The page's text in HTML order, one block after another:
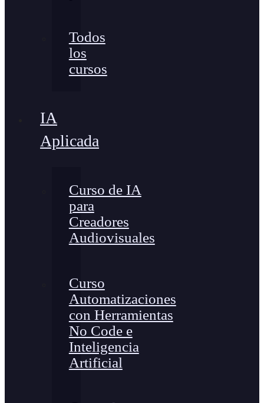
Todos
los
cursos
IA
Aplicada
Curso de IA
para
Creadores
Audiovisuales
Curso
Automatizaciones
con Herramientas
No Code e
Inteligencia
Artificial